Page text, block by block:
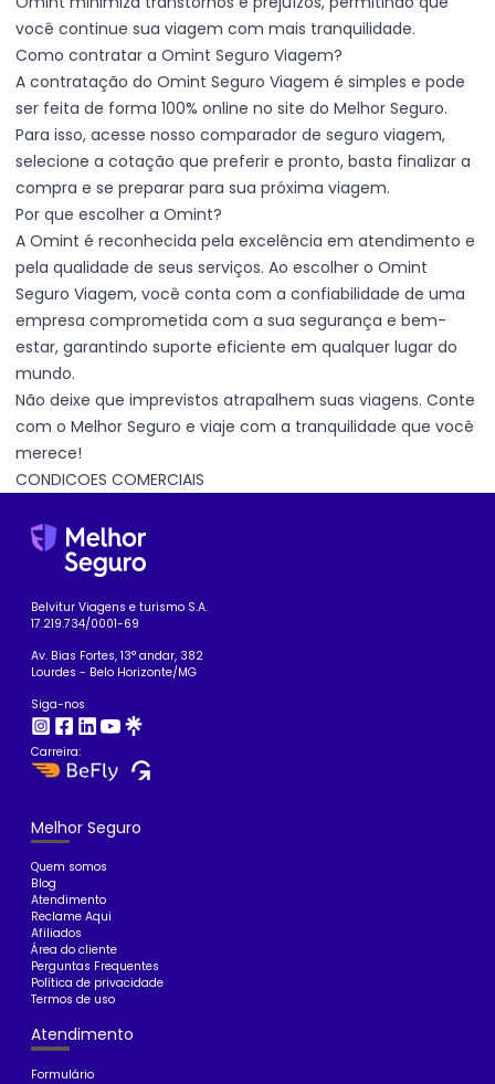
você continue sua viagem com mais tranquilidade.
Como contratar a Omint Seguro Viagem?
A contratação do Omint Seguro Viagem é simples e pode
ser feita de forma 100% online no site do Melhor Seguro.
Para isso, acesse nosso comparador de seguro viagem,
selecione a cotação que preferir e pronto, basta finalizar a
compra e se preparar para sua próxima viagem.
Por que escolher a Omint?
A Omint é reconhecida pela excelência em atendimento e
pela qualidade de seus serviços. Ao escolher o Omint
Seguro Viagem, você conta com a confiabilidade de uma
empresa comprometida com a sua segurança e bem-
estar, garantindo suporte eficiente em qualquer lugar do
mundo.
Não deixe que imprevistos atrapalhem suas viagens. Conte
com o Melhor Seguro e viaje com a tranquilidade que você
merece!
CONDICOES COMERCIAIS
Belvitur Viagens e turismo S.A.
17.219.734/0001-69
Av. Bias Fortes, 13° andar, 382
Lourdes - Belo Horizonte/MG
Siga-nos
Carreira:
Melhor Seguro
Quem somos
Blog
Atendimento
Reclame Aqui
Afiliados
Área do cliente
Perguntas Frequentes
Política de privacidade
Termos de uso
Atendimento
Formulário